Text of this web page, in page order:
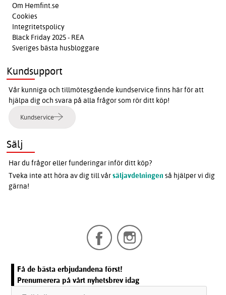
Om Hemfint.se
Cookies
Integritetspolicy
Black Friday 2025 - REA
Sveriges bästa husbloggare
Kundsupport
Vår kunniga och tillmötesgående kundservice finns här för att
hjälpa dig och svara på alla frågor som rör ditt köp!
Kundservice
Sälj
Har du frågor eller funderingar inför ditt köp?
Tveka inte att höra av dig till vårsäljavdelningen så hjälper vi dig
gärna!
Få de bästa erbjudandena först!
Prenumerera på vårt nyhetsbrev idag